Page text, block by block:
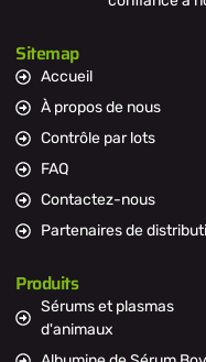
Sitemap
Accueil
À propos de nous
Contrôle par lots
FAQ
Contactez-nous
Partenaires de
Produits
Sérums et plasmas
d'animaux